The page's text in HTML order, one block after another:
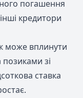
погашення
кредитори
може вплинути
зі
ставка